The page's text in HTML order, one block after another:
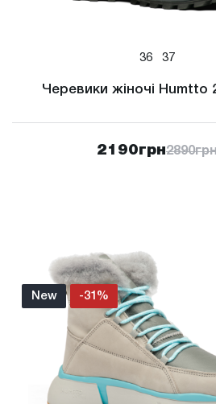
36 37
Черевики жіночі Humtto
2190грн2890
New -31%